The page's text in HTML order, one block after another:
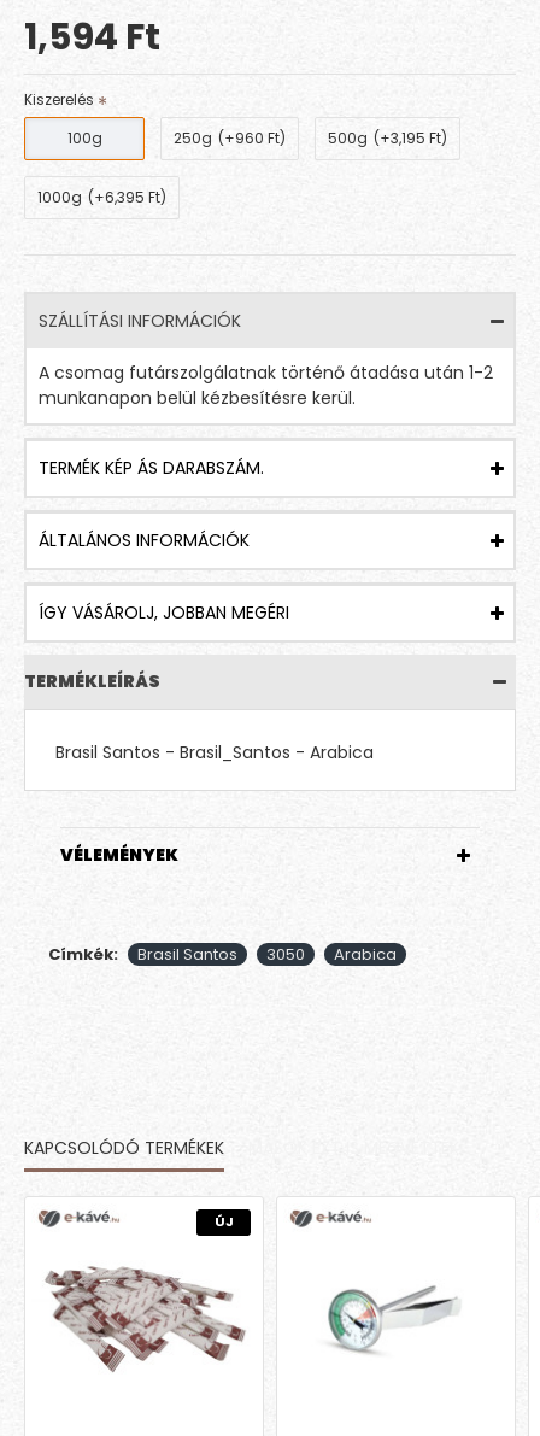
1,594 Ft
Kiszerelés
100g
250g (+960 Ft) 500g (+3,195 Ft)
1000g (+6,395 Ft)
SZÁLLÍTÁSI INFORMÁCIÓK
A csomag futárszolgálatnak történő átadása után 1-2
munkanapon belül kézbesítésre kerül.
TERMÉK KÉP ÁS DARABSZÁM.
ÁLTALÁNOS INFORMÁCIÓK
ÍGY VÁSÁROLJ, JOBBAN MEGÉRI
TERMÉKLEÍRÁS
Brasil Santos - Brasil_Santos - Arabica
VÉLEMÉNYEK
Címkék: Brasil Santos 3050 Arabica
KAPCSOLÓDÓ TERMÉKEK
ÚJ